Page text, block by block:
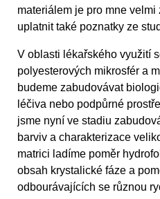
materiálem je pro mne
uplatnit také poznatky ze
V oblasti lékařského využití
polyesterových mikrosfér a
budeme zabudovávat
léčiva nebo podpůrné
jsme nyní ve stadiu
barviv a charakterizace
matrici ladíme poměr
obsah krystalické fáze a
odbourávajících se různou